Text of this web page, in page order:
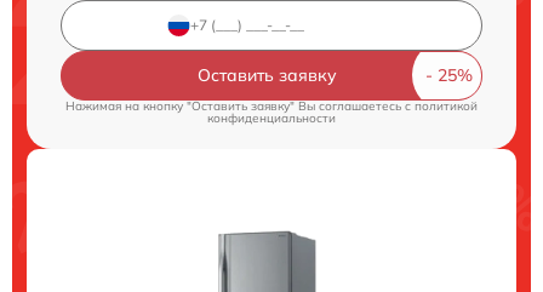
Оставить заявку
Нажимая на кнопку "Оставить заявку" Вы соглашаетесь cполитикой
конфиденциальности